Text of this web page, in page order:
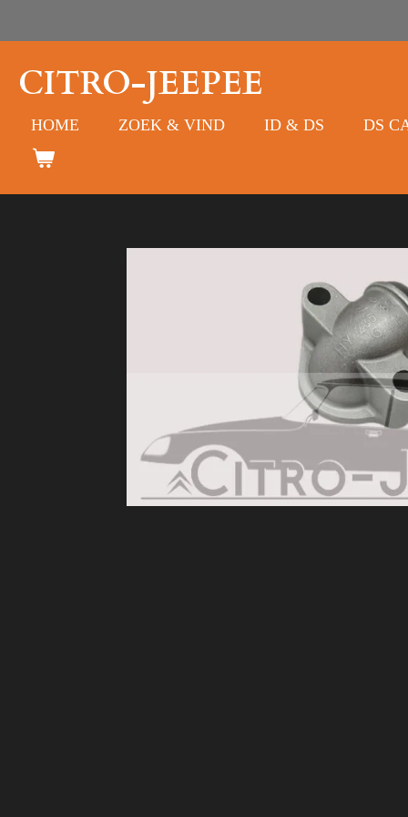
direct
naar
de
hoofdinhoud
CITRO-JEEPEE
HOME ZOEK & VIND ID & DS DS